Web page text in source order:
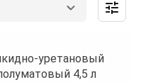
уретановый
4,5 л